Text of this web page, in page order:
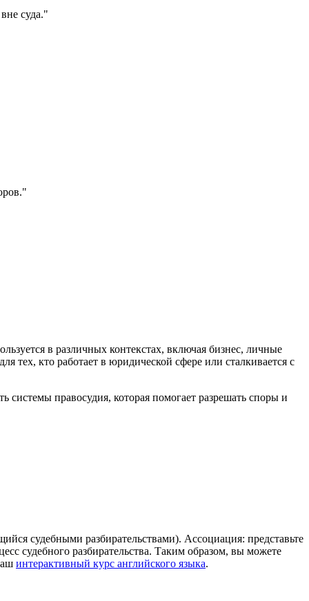
суда."
в различных контекстах, включая бизнес, личные
кто работает в юридической сфере или сталкивается с
правосудия, которая помогает разрешать споры и
судебными разбирательствами). Ассоциация: представьте
судебного разбирательства. Таким образом, вы можете
интерактивный курс английского языка.